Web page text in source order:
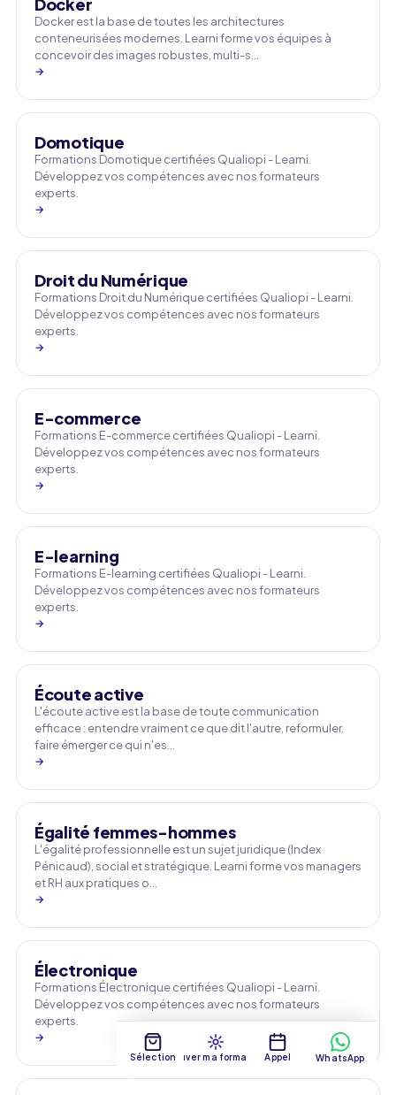
Docker est la base de toutes les architectures
conteneurisées modernes. Learni forme vos équipes à
concevoir des images robustes, multi-s…
→
Domotique
Formations Domotique certifiées Qualiopi - Learni.
Développez vos compétences avec nos formateurs
experts.
→
Droit du Numérique
Formations Droit du Numérique certifiées Qualiopi - Learni.
Développez vos compétences avec nos formateurs
experts.
→
E-commerce
Formations E-commerce certifiées Qualiopi - Learni.
Développez vos compétences avec nos formateurs
experts.
→
E-learning
Formations E-learning certifiées Qualiopi - Learni.
Développez vos compétences avec nos formateurs
experts.
→
Écoute active
L'écoute active est la base de toute communication
efficace : entendre vraiment ce que dit l'autre, reformuler,
faire émerger ce qui n'es…
→
Égalité femmes-hommes
L'égalité professionnelle est un sujet juridique (Index
Pénicaud), social et stratégique. Learni forme vos managers
et RH aux pratiques o…
→
Électronique
Formations Électronique certifiées Qualiopi - Learni.
Développez vos compétences avec nos formateurs
experts.
→
SélectionTrouver ma formationAppel WhatsApp